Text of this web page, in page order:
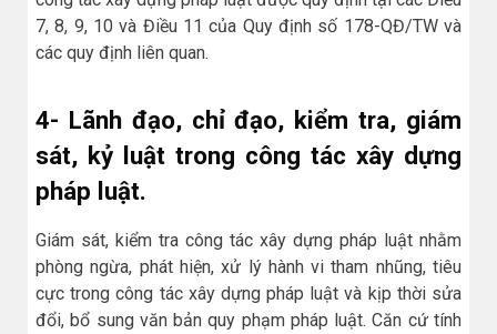
7, 8, 9, 10 và Điều 11 của Quy định số 178-QĐ/TW và
các quy định liên quan.
4- Lãnh đạo, chỉ đạo, kiểm tra, giám
sát, kỷ luật trong công tác xây dựng
pháp luật.
Giám sát, kiểm tra công tác xây dựng pháp luật nhằm
phòng ngừa, phát hiện, xử lý hành vi tham nhũng, tiêu
cực trong công tác xây dựng pháp luật và kịp thời sửa
đổi, bổ sung văn bản quy phạm pháp luật. Căn cứ tính